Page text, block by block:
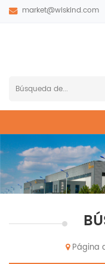
market@wiskind.com
Página